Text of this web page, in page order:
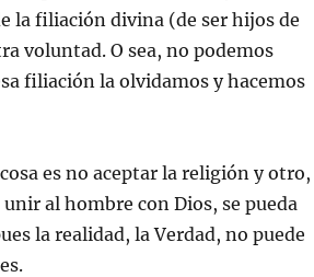
la filiación divina (de ser hijos de
voluntad. O sea, no podemos
filiación la olvidamos y hacemos
es no aceptar la religión y otro,
al hombre con Dios, se pueda
la realidad, la Verdad, no puede